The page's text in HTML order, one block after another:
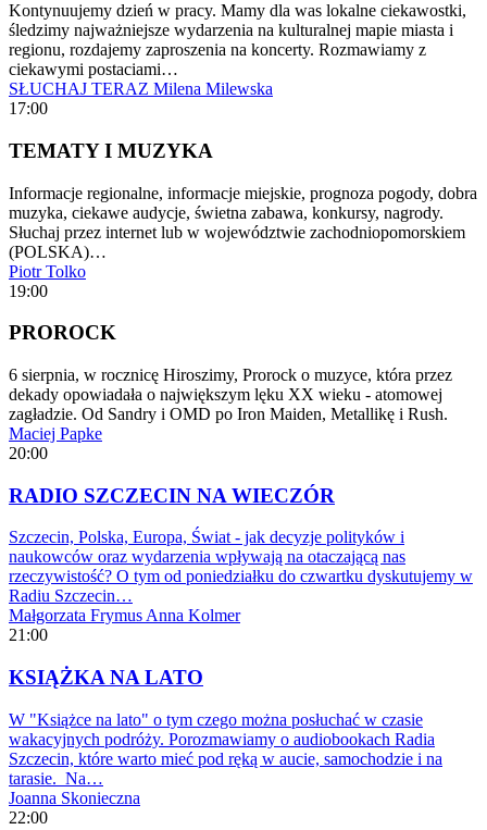
Kontynuujemy dzień w pracy. Mamy dla was lokalne ciekawostki,
śledzimy najważniejsze wydarzenia na kulturalnej mapie miasta i
regionu, rozdajemy zaproszenia na koncerty. Rozmawiamy z
ciekawymi postaciami…
SŁUCHAJ TERAZ Milena Milewska
17:00
TEMATY I MUZYKA
Informacje regionalne, informacje miejskie, prognoza pogody, dobra
muzyka, ciekawe audycje, świetna zabawa, konkursy, nagrody.
Słuchaj przez internet lub w województwie zachodniopomorskiem
(POLSKA)…
Piotr Tolko
19:00
PROROCK
6 sierpnia, w rocznicę Hiroszimy, Prorock o muzyce, która przez
dekady opowiadała o największym lęku XX wieku - atomowej
zagładzie. Od Sandry i OMD po Iron Maiden, Metallikę i Rush.
Maciej Papke
20:00
RADIO SZCZECIN NA WIECZÓR
Szczecin, Polska, Europa, Świat - jak decyzje polityków i
naukowców oraz wydarzenia wpływają na otaczającą nas
rzeczywistość? O tym od poniedziałku do czwartku dyskutujemy w
Radiu Szczecin…
Małgorzata FrymusAnna Kolmer
21:00
KSIĄŻKA NA LATO
W "Książce na lato" o tym czego można posłuchać w czasie
wakacyjnych podróży. Porozmawiamy o audiobookach Radia
Szczecin, które warto mieć pod ręką w aucie, samochodzie i na
tarasie. Na…
Joanna Skonieczna
22:00